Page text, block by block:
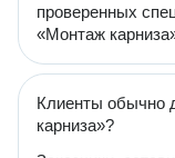
проверенных
«Монтаж
Клиенты обычно
карниза»?